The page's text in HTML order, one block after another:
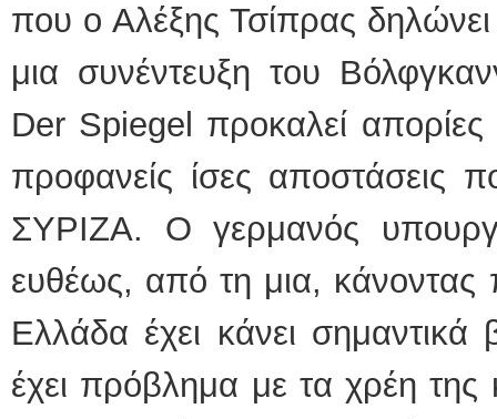
που ο Αλέξης Τσίπρας δηλώνει
μια συνέντευξη του
Der Spiegel προκαλεί απορίες
προφανείς ίσες αποστάσεις
ΣΥΡΙΖΑ. Ο γερμανός
ευθέως, από τη μια,
Ελλάδα έχει κάνει
έχει πρόβλημα με τα χρέη της